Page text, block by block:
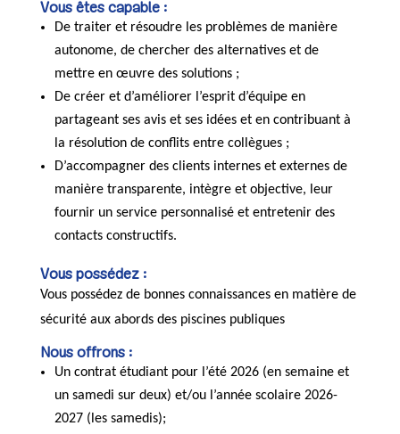
Vous êtes capable :
De traiter et résoudre les problèmes de manière
autonome, de chercher des alternatives et de
mettre en œuvre des solutions ;
De créer et d’améliorer l’esprit d’équipe en
partageant ses avis et ses idées et en contribuant à
la résolution de conflits entre collègues ;
D’accompagner des clients internes et externes de
manière transparente, intègre et objective, leur
fournir un service personnalisé et entretenir des
contacts constructifs.
Vous possédez :
Vous possédez de bonnes connaissances enmatière de
sécurité aux abords des piscines publiques
Nous offrons :
Un contrat étudiant pour l’été 2026 (en semaine et
un samedi sur deux) et/ou l’année scolaire 2026-
2027 (les samedis);